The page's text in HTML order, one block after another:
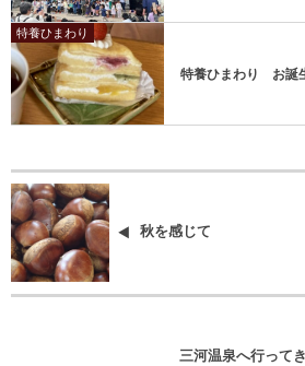
特養ひまわり
特養ひまわり お誕
秋を感じて
三河温泉へ行って